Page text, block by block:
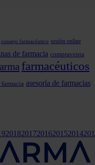
consejo farmacéutico sesión online
de farmacia compraventa
farmacéuticos
asesoría de farmacias
20182017201620152014